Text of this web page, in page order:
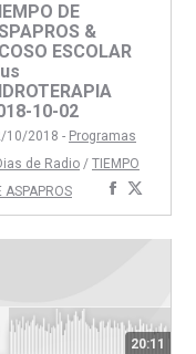
DE
&
ESCOLAR
10-02
10/2018 - Programas
de Radio / TIEMPO
ASPAPROS
Compartir
concon
20:11